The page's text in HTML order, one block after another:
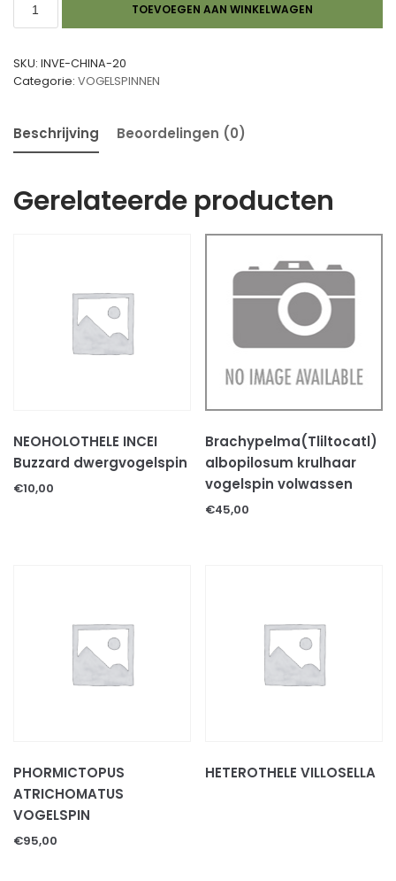
TOEVOEGEN AAN WINKELWAGEN
SKU: INVE-CHINA-20
Categorie: VOGELSPINNEN
Beschrijving Beoordelingen (0)
Gerelateerde producten
NEOHOLOTHELE INCEI
Buzzard dwergvogelspin
€10,00
Brachypelma(Tliltocatl)
albopilosum krulhaar
vogelspin volwassen
€45,00
PHORMICTOPUS
ATRICHOMATUS
VOGELSPIN
€95,00
HETEROTHELE VILLOSELLA